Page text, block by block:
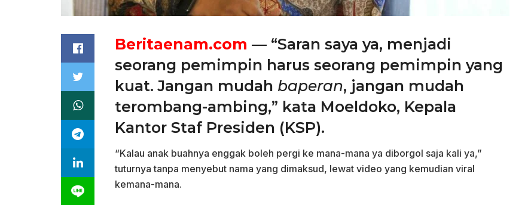
Beritaenam.com — “Saran saya ya, menjadi
seorang pemimpin harus seorang pemimpin yang
kuat. Jangan mudah baperan, jangan mudah
terombang-ambing,” kata Moeldoko, Kepala
Kantor Staf Presiden (KSP).
“Kalau anak buahnya enggak boleh pergi ke mana-mana ya diborgol saja kali ya,”
tuturnya tanpa menyebut nama yang dimaksud, lewat video yang kemudian viral
kemana-mana.